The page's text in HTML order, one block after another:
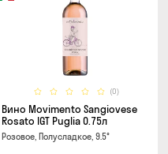
(0)
Вино Movimento Sangiovese
Rosato IGT Puglia 0.75л
Розовое, Полусладкое, 9.5°